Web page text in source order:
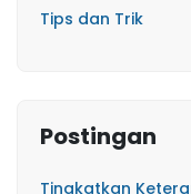
Tips dan Trik
Postingan
Tingkatkan